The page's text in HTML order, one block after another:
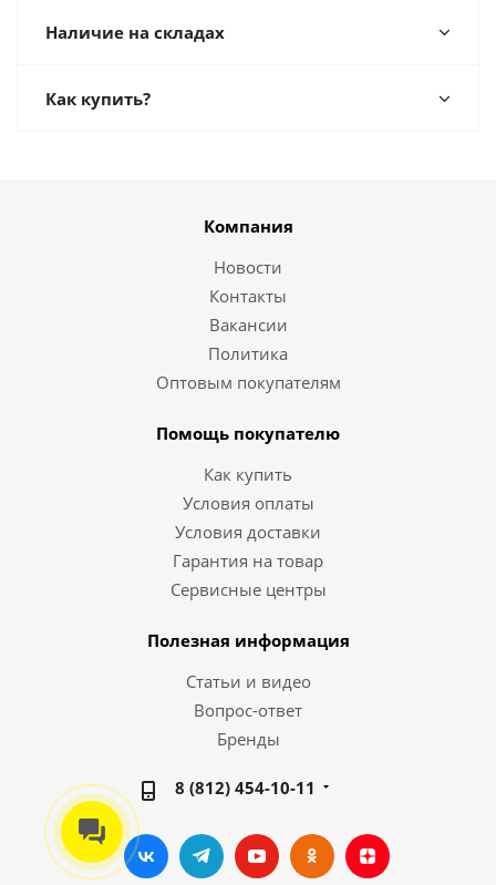
Наличие на складах
Как купить?
Компания
Новости
Контакты
Вакансии
Политика
Оптовым покупателям
Помощь покупателю
Как купить
Условия оплаты
Условия доставки
Гарантия на товар
Сервисные центры
Полезная информация
Статьи и видео
Вопрос-ответ
Бренды
8 (812) 454-10-11